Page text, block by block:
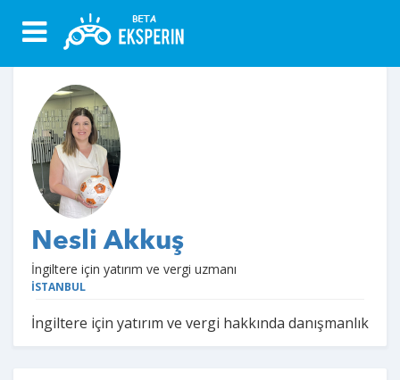
Nesli Akkuş
İngiltere için yatırım ve vergi uzmanı
İSTANBUL
İngiltere için yatırım ve vergi hakkında danışmanlık